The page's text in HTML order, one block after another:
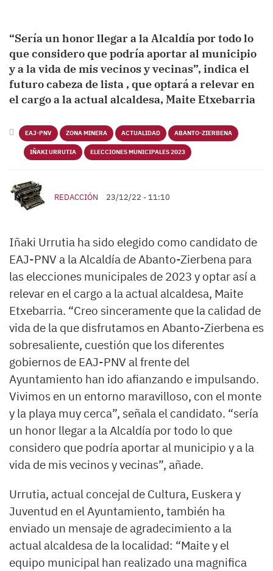
“Sería un honor llegar a la Alcaldía por todo lo
que considero que podría aportar al municipio
y a la vida de mis vecinos y vecinas”, indica el
futuro cabeza de lista , que optará a relevar en
el cargo a la actual alcaldesa, Maite Etxebarria
EAJ-PNV ZONA MINERA ACTUALIDAD ABANTO-ZIERBENA
IÑAKI URRUTIA ELECCIONES MUNICIPALES 2023
REDACCIÓN 23/12/22 - 11:10
Iñaki Urrutia ha sido elegido como candidato de
EAJ-PNV a la Alcaldía de Abanto-Zierbena para
las elecciones municipales de 2023 y optar así a
relevar en el cargo a la actual alcaldesa, Maite
Etxebarria. “Creo sinceramente que la calidad de
vida de la que disfrutamos en Abanto-Zierbena es
sobresaliente, cuestión que los diferentes
gobiernos de EAJ-PNV al frente del
Ayuntamiento han ido afianzando e impulsando.
Vivimos en un entorno maravilloso, con el monte
y la playa muy cerca”, señala el candidato. “sería
un honor llegar a la Alcaldía por todo lo que
considero que podría aportar al municipio y a la
vida de mis vecinos y vecinas”, añade.
Urrutia, actual concejal de Cultura, Euskera y
Juventud en el Ayuntamiento, también ha
enviado un mensaje de agradecimiento a la
actual alcaldesa de la localidad: “Maite y el
equipo municipal han realizado una magnifica